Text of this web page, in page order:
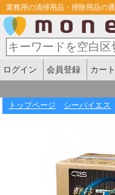
業務用の清掃用品・掃除用品の
ログイン 会員登録 カート
トップページ シーバイエス